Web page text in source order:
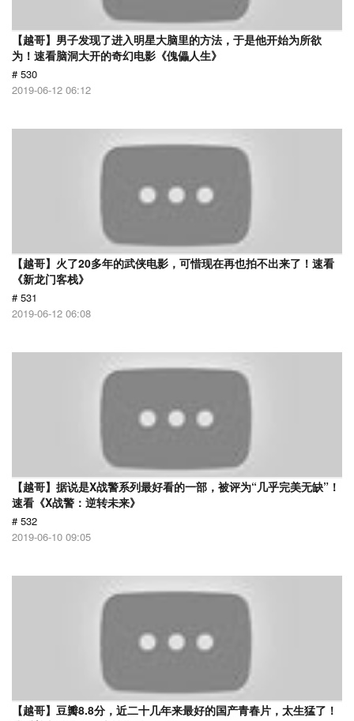
【越哥】男子发现了进入明星大脑里的方法，于是他开始为所欲
为！速看脑洞大开的奇幻电影《傀儡人生》
# 530
2019-06-12 06:12
【越哥】火了20多年的武侠电影，可惜现在再也拍不出来了！速看
《新龙门客栈》
# 531
2019-06-12 06:08
【越哥】据说是X战警系列最好看的一部，被评为“几乎完美无缺”！
速看《X战警：逆转未来》
# 532
2019-06-10 09:05
【越哥】豆瓣8.8分，近二十几年来最好的国产青春片，太生猛了！